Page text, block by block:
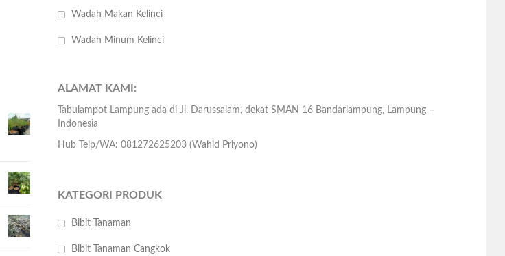
Wadah Makan Kelinci
Wadah Minum Kelinci
ALAMAT KAMI:
Tabulampot Lampung ada di Jl. Darussalam, dekat SMAN 16 Bandarlampung, Lampung –
Indonesia
Hub Telp/WA: 081272625203 (Wahid Priyono)
KATEGORI PRODUK
Bibit Tanaman
Bibit Tanaman Cangkok